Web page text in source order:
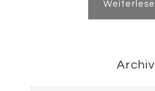
Archiv